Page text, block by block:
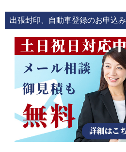
出張封印、自動車登録のお申込み